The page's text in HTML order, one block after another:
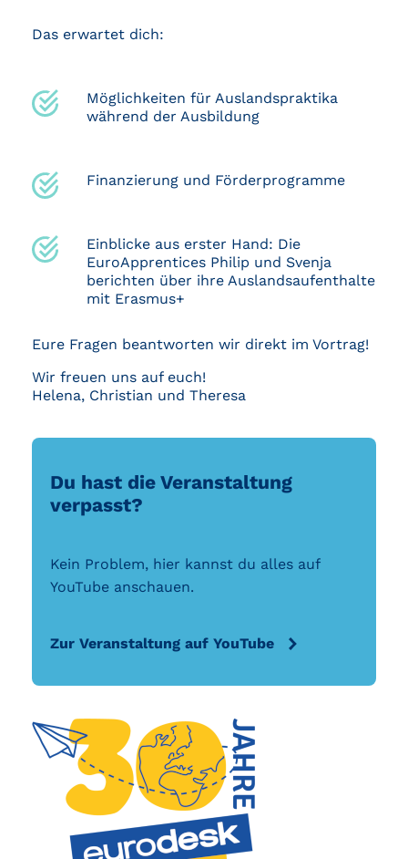
Das erwartet dich:
Möglichkeiten für Auslandspraktika
während der Ausbildung
Finanzierung und Förderprogramme
Einblicke aus erster Hand: Die
EuroApprentices Philip und Svenja
berichten über ihre Auslandsaufenthalte
mit Erasmus+
Eure Fragen beantworten wir direkt im Vortrag!
Wir freuen uns auf euch!
Helena, Christian und Theresa
Du hast die Veranstaltung
verpasst?
Kein Problem, hier kannst du alles auf
YouTube anschauen.
Zur Veranstaltung auf YouTube